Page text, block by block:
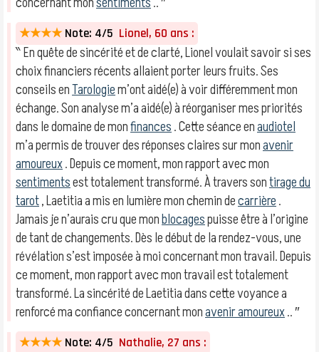
★★★★ Note: 4/5 Lionel, 60 ans :
‶ En quête de sincérité et de clarté, Lionel voulait savoir si ses
choix financiers récents allaient porter leurs fruits. Ses
conseils enTarologiem’ont aidé(e) à voir différemment mon
échange. Son analyse m’a aidé(e) à réorganiser mes priorités
dans le domaine de monfinances. Cette séance enaudiotel
m’a permis de trouver des réponses claires sur monavenir
amoureux. Depuis ce moment, mon rapport avec mon
sentimentsest totalement transformé. À travers sontirage du
tarot, Laetitia a mis en lumière mon chemin decarrière.
Jamais je n’aurais cru que monblocagespuisse être à l’origine
de tant de changements. Dès le début de la rendez-vous, une
révélation s’est imposée à moi concernant mon travail. Depuis
ce moment, mon rapport avec mon travail est totalement
transformé. La sincérité de Laetitia dans cette voyance a
renforcé ma confiance concernant monavenir amoureux.. ″
★★★★ Note: 4/5 Nathalie, 27 ans :